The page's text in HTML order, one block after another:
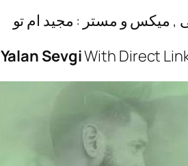
, میکس و مستر : مجید ام تو
Yalan SevgiWith Direct